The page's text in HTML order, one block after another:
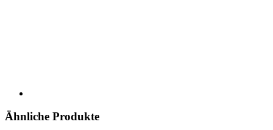
Ähnliche Produkte